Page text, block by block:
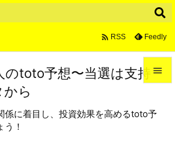
のtoto予想〜当選は支持
ら
係に着目し、投資効果を高めるtoto予
！

メニュ
 RSS Feedly